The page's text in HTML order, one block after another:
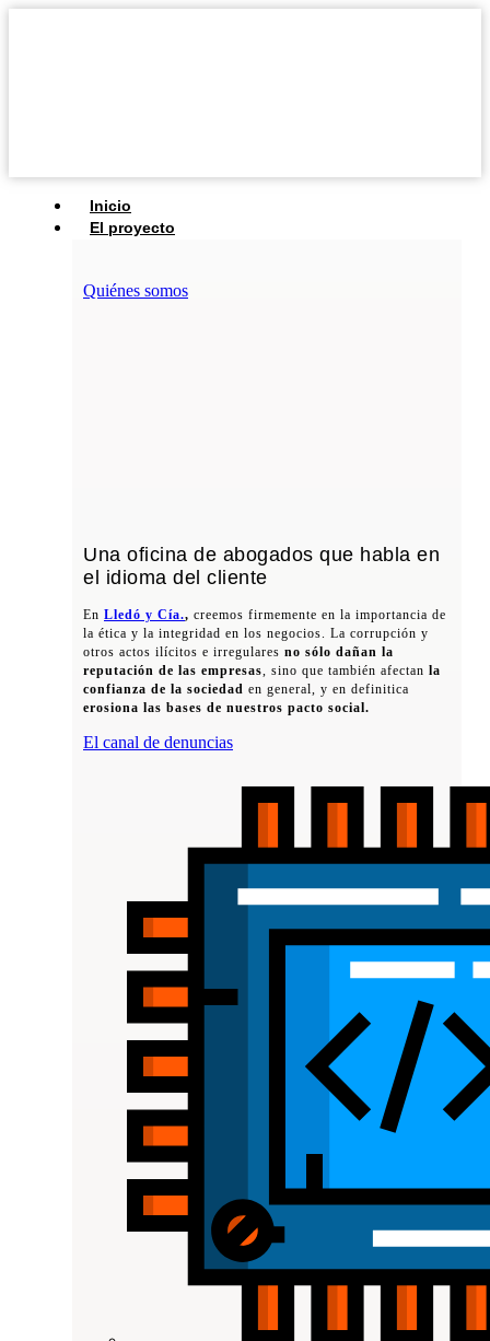
Inicio
El proyecto
Quiénes somos
Una oficina de abogados que habla en
el idioma del cliente
En Lledó y Cía., creemos firmemente en la importancia de
la ética y la integridad en los negocios. La corrupción y
otros actos ilícitos e irregulares no sólo dañan la
reputación de las empresas, sino que también afectan la
confianza de la sociedad en general, y en definitica
erosiona las bases de nuestros pacto social.
El canal de denuncias